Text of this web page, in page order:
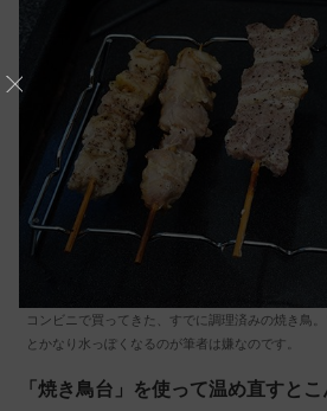
コンビニで買ってきた、すでに調理済みの焼き鳥
とかなり水っぽくなるのが筆者は嫌なのです。
「焼き鳥台」を使って温め直すとこ